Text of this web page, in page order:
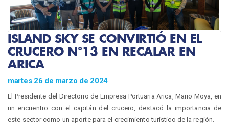
ISLAND SKY SE CONVIRTIÓ EN EL
CRUCERO N°13 EN RECALAR EN
ARICA
martes 26 de marzo de 2024
El Presidente del Directorio de Empresa Portuaria Arica, Mario Moya, en
un encuentro con el capitán del crucero, destacó la importancia de
este sector como un aporte para el crecimiento turístico de la región.